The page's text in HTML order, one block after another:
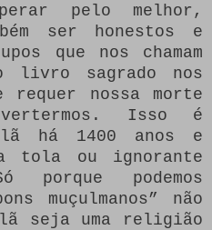
pelo melhor,
ser honestos e
que nos chamam
sagrado nos
nossa morte
Isso é
há 1400 anos e
tola ou ignorante
porque podemos
muçulmanos” não
seja uma religião